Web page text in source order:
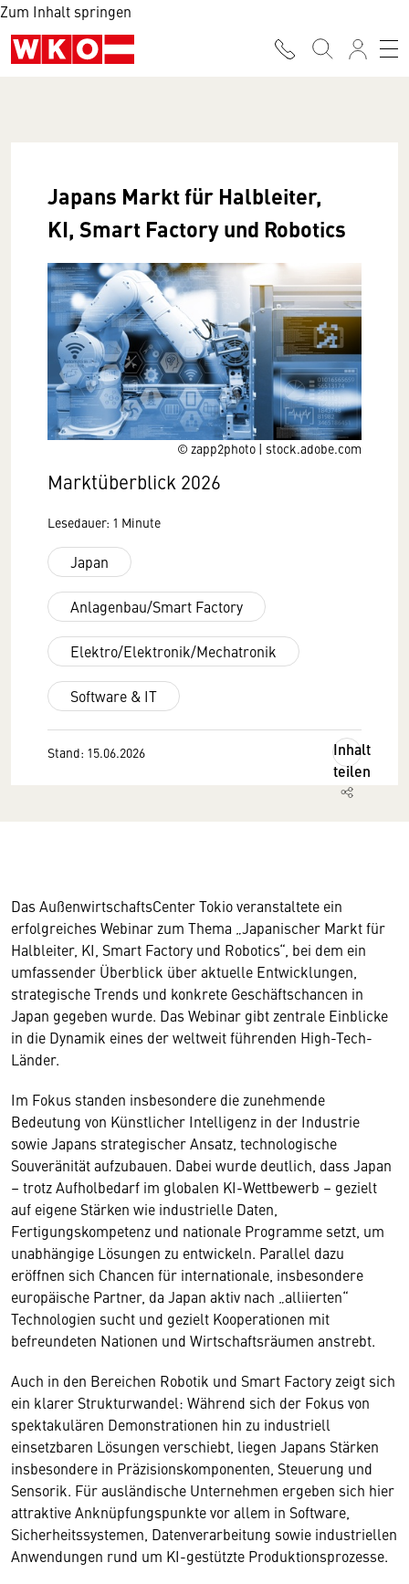
Zum Inhalt springen
© zapp2photo | stock.adobe.com
Japans Markt für Halbleiter,
KI, Smart Factory und Robotics
Marktüberblick 2026
Lesedauer: 1 Minute
Japan
Anlagenbau/Smart Factory
Elektro/Elektronik/Mechatronik
Software & IT
Stand: 15.06.2026
Inhalt
teilen
Das AußenwirtschaftsCenter Tokio veranstaltete ein
erfolgreiches Webinar zum Thema „Japanischer Markt für
Halbleiter, KI, Smart Factory und Robotics“, bei dem ein
umfassender Überblick über aktuelle Entwicklungen,
strategische Trends und konkrete Geschäftschancen in
Japan gegeben wurde. Das Webinar gibt zentrale Einblicke
in die Dynamik eines der weltweit führenden High-Tech-
Länder.
Im Fokus standen insbesondere die zunehmende
Bedeutung von Künstlicher Intelligenz in der Industrie
sowie Japans strategischer Ansatz, technologische
Souveränität aufzubauen. Dabei wurde deutlich, dass Japan
– trotz Aufholbedarf im globalen KI-Wettbewerb – gezielt
auf eigene Stärken wie industrielle Daten,
Fertigungskompetenz und nationale Programme setzt, um
unabhängige Lösungen zu entwickeln. Parallel dazu
eröffnen sich Chancen für internationale, insbesondere
europäische Partner, da Japan aktiv nach „alliierten“
Technologien sucht und gezielt Kooperationen mit
befreundeten Nationen und Wirtschaftsräumen anstrebt.
Auch in den Bereichen Robotik und Smart Factory zeigt sich
ein klarer Strukturwandel: Während sich der Fokus von
spektakulären Demonstrationen hin zu industriell
einsetzbaren Lösungen verschiebt, liegen Japans Stärken
insbesondere in Präzisionskomponenten, Steuerung und
Sensorik. Für ausländische Unternehmen ergeben sich hier
attraktive Anknüpfungspunkte vor allem in Software,
Sicherheitssystemen, Datenverarbeitung sowie industriellen
Anwendungen rund um KI-gestützte Produktionsprozesse.